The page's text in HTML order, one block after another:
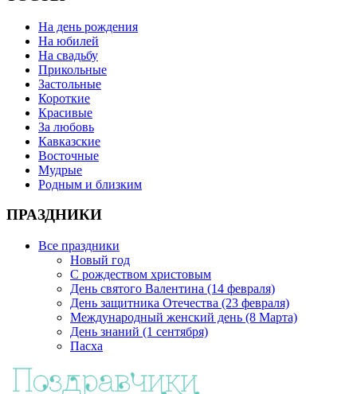
На день рождения
На юбилей
На свадьбу
Прикольные
Застольные
Короткие
Красивые
За любовь
Кавказские
Восточные
Мудрые
Родным и близким
ПРАЗДНИКИ
Все праздники
Новый год
С рождеством христовым
День святого Валентина (14 февраля)
День защитника Отечества (23 февраля)
Международный женский день (8 Марта)
День знаний (1 сентября)
Пасха